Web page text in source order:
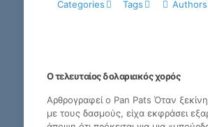
Categories Tags
Authors
Ο τελευταίος δολαριακός χορός
Αρθρογραφεί ο Pan Pats Όταν
με τους δασμούς, είχα εκφράσει